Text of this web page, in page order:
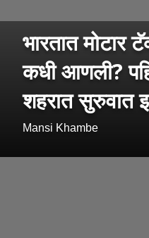
भारतात मोटार
कधी आणली?
शहरात सुरुवात
Mansi Khambe